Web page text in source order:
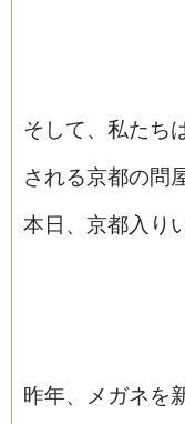
そして、私たち
される京都の問
本日、京都入り
昨年、メガネを